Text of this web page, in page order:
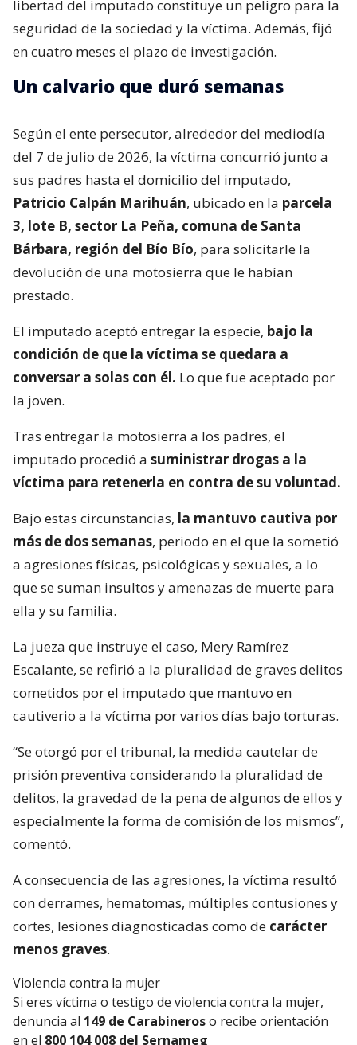
libertad del imputado constituye un peligro para la
seguridad de la sociedad y la víctima. Además, fijó
en cuatro meses el plazo de investigación.
Un calvario que duró semanas
Según el ente persecutor, alrededor del mediodía
del 7 de julio de 2026, la víctima concurrió junto a
sus padres hasta el domicilio del imputado,
Patricio Calpán Marihuán, ubicado en la parcela
3, lote B, sector La Peña, comuna de Santa
Bárbara, región del Bío Bío, para solicitarle la
devolución de una motosierra que le habían
prestado.
El imputado aceptó entregar la especie, bajo la
condición de que la víctima se quedara a
conversar a solas con él. Lo que fue aceptado por
la joven.
Tras entregar la motosierra a los padres, el
imputado procedió a suministrar drogas a la
víctima para retenerla en contra de su voluntad.
Bajo estas circunstancias, la mantuvo cautiva por
más de dos semanas, periodo en el que la sometió
a agresiones físicas, psicológicas y sexuales, a lo
que se suman insultos y amenazas de muerte para
ella y su familia.
La jueza que instruye el caso, Mery Ramírez
Escalante, se refirió a la pluralidad de graves delitos
cometidos por el imputado que mantuvo en
cautiverio a la víctima por varios días bajo torturas.
“Se otorgó por el tribunal, la medida cautelar de
prisión preventiva considerando la pluralidad de
delitos, la gravedad de la pena de algunos de ellos y
especialmente la forma de comisión de los mismos”,
comentó.
A consecuencia de las agresiones, la víctima resultó
con derrames, hematomas, múltiples contusiones y
cortes, lesiones diagnosticadas como de carácter
menos graves.
Violencia contra la mujer
Si eres víctima o testigo de violencia contra la mujer,
denuncia al 149 de Carabineroso recibe orientación
en el 800 104 008 del Sernameg